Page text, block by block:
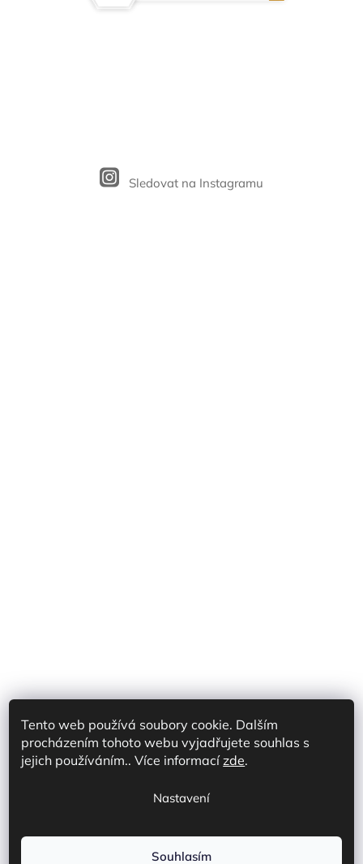
Tento web používá soubory cookie. Dalším
procházením tohoto webu vyjadřujete souhlas s
jejich používáním.. Více informacízde.
Nastavení
Souhlasím
Sledovat na Instagramu
Shoptet Partner CZ
Shoptet Partner SK
Prodej na marketplace CZ/SK